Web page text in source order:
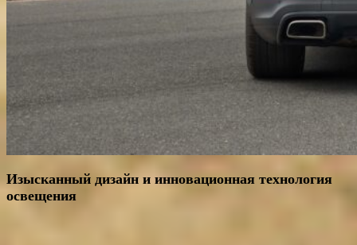
Изысканный дизайн и инновационная технология
освещения